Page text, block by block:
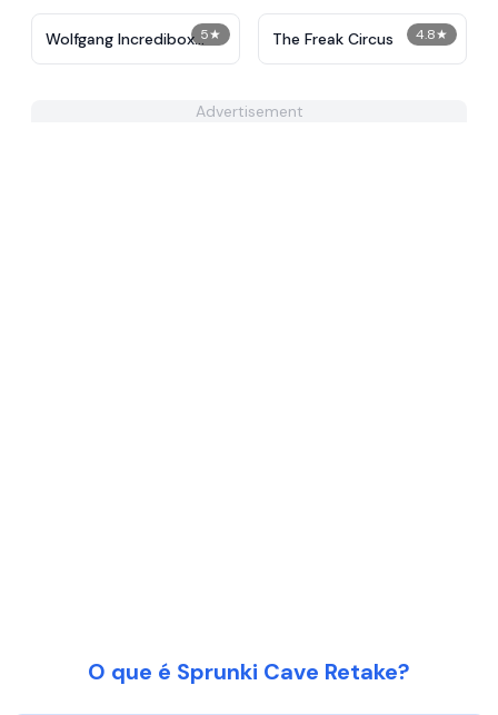
5★
Wolfgang Incredibox
Mod
4.8★
The Freak Circus
Advertisement
O que é Sprunki Cave Retake?